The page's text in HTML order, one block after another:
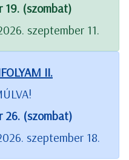
19. (szombat)
szeptember 11.
II.
26. (szombat)
szeptember 18.